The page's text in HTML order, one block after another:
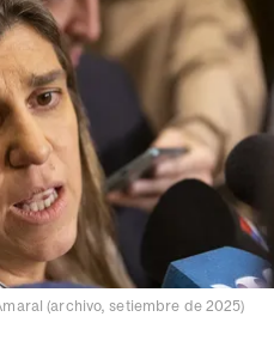
(archivo, setiembre de 2025)